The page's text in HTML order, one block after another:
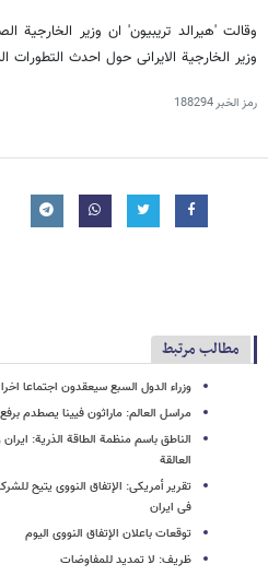
وقالت 'هیرالد تریبیون' ان وزیر الخارجیة
وزیر الخارجیة الایرانی حول احدث التطورات
رمز الخبر188294
مطالب مرتبط
وزراء الدول السبع سیعقدون اجتماعا
مراسل العالم: ماراثون فیینا یصطدم
الناطق باسم منظمة الطاقة الذریة:
العالقة
تقریر أمریکی: الإتفاق النووی یتیح
فی ایران
توقعات باعلان الإتفاق النووی الیوم
ظریف: لا تمدید للمفاوضات